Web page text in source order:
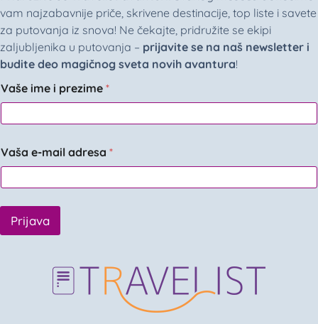
vam najzabavnije priče, skrivene destinacije, top liste i savete
za putovanja iz snova! Ne čekajte, pridružite se ekipi
zaljubljenika u putovanja – prijavite se na naš newsletter i
budite deo magičnog sveta novih avantura!
Vaše ime i prezime *
Vaša e-mail adresa *
Prijava